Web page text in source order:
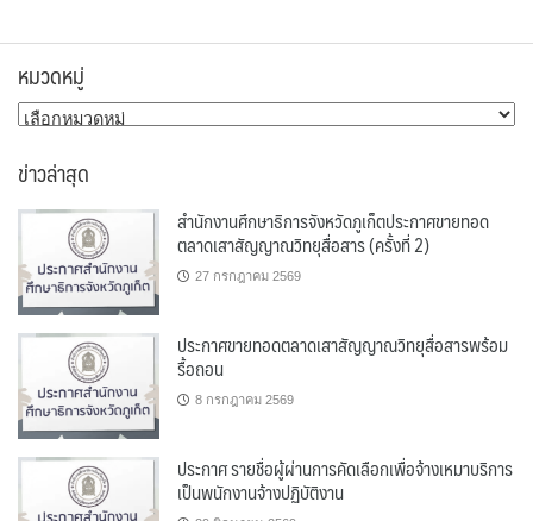
หมวดหมู่
หมวด
ข่าวล่าสุด
สำนักงานศึกษาธิการจังหวัดภูเก็ตประกาศขายทอด
ตลาดเสาสัญญาณวิทยุสื่อสาร (ครั้งที่ 2)
27 กรกฎาคม 2569
ประกาศขายทอดตลาดเสาสัญญาณวิทยุสื่อสารพร้อม
รื้อถอน
8 กรกฎาคม 2569
ประกาศ รายชื่อผู้ผ่านการคัดเลือกเพื่อจ้างเหมาบริการ
เป็นพนักงานจ้างปฏิบัติงาน